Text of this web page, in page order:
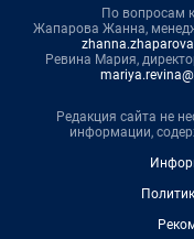
По вопросам
Жапарова Жанна,
Ревина Мария,
Редакция сайта не
информации,